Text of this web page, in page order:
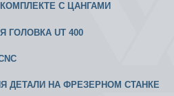
КОМПЛЕКТЕ С ЦАНГАМИ
ГОЛОВКА UT 400
ДЕТАЛИ НА ФРЕЗЕРНОМ СТАНКЕ